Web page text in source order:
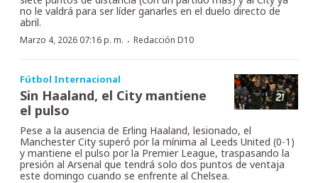
no le valdrá para ser líder ganarles en el duelo directo de
abril.
Marzo 4, 2026 07:16 p. m. · Redacción D10
Fútbol Internacional
Sin Haaland, el City mantiene
el pulso
Pese a la ausencia de Erling Haaland, lesionado, el
Manchester City superó por la mínima al Leeds United (0-1)
y mantiene el pulso por la Premier League, traspasando la
presión al Arsenal que tendrá solo dos puntos de ventaja
este domingo cuando se enfrente al Chelsea.